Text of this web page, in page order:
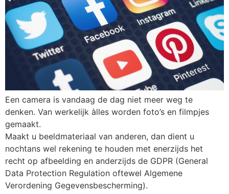
Een camera is vandaag de dag niet meer weg te
denken. Van werkelijk àlles worden foto’s en filmpjes
gemaakt.
Maakt u beeldmateriaal van anderen, dan dient u
nochtans wel rekening te houden met enerzijds het
recht op afbeelding en anderzijds de GDPR (General
Data Protection Regulation oftewel Algemene
Verordening Gegevensbescherming).